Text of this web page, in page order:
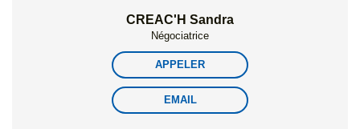
CREAC'H Sandra
Négociatrice
APPELER
EMAIL